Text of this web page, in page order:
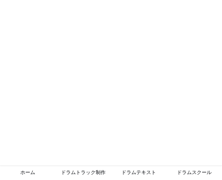
ホーム ドラムトラック制作 ドラムテキスト ドラムスクール